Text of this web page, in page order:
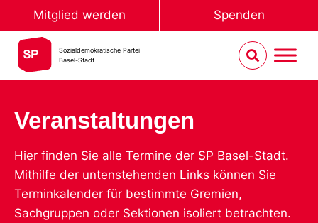
Mitglied werden Spenden
Sozialdemokratische Partei
Basel-Stadt
Veranstaltungen
Hier finden Sie alle Termine der SP Basel-Stadt.
Mithilfe der untenstehenden Links können Sie
Terminkalender für bestimmte Gremien,
Sachgruppen oder Sektionen isoliert betrachten.